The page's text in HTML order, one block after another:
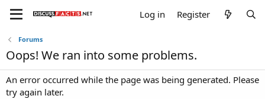
Log in Register
Forums
Oops! We ran into some problems.
An error occurred while the page was being generated. Please
try again later.